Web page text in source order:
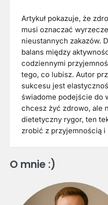
Artykuł pokazuje, że
musi oznaczać
nieustannych zakazów.
balans między
codziennymi
tego, co lubisz. Autor
sukcesu jest
świadome podejście do
chcesz żyć zdrowo, ale
dietetyczny rygor, ten
zrobić z przyjemnością i
O mnie :)